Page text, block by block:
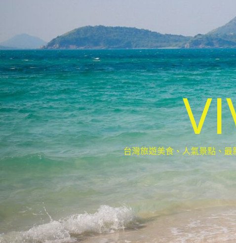
台灣旅遊美食、人氣景點、